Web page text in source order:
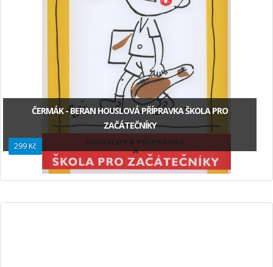
ČERMÁK - BERAN HOUSLOVÁ PŘÍPRAVKA ŠKOLA PRO
ZAČÁTEČNÍKY
299 Kč